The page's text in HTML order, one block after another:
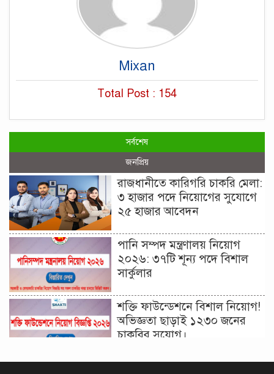
Mixan
Total Post : 154
সর্বশেষ
জনপ্রিয়
রাজধানীতে কারিগরি চাকরি মেলা:
৩ হাজার পদে নিয়োগের সুযোগে
২৫ হাজার আবেদন
পানি সম্পদ মন্ত্রণালয় নিয়োগ
২০২৬: ৩৭টি শূন্য পদে বিশাল
সার্কুলার
শক্তি ফাউন্ডেশনে বিশাল নিয়োগ!
অভিজ্ঞতা ছাড়াই ১২৩০ জনের
চাকরির সুযোগ।